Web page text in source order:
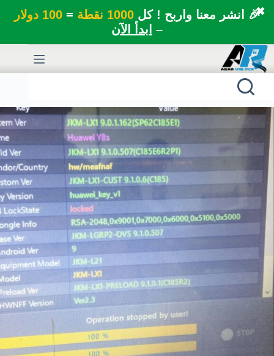
🎉 انشر معنا واربح ! كل1000 نقطة =100 دولار
– ابدأ الآن
✖
التجاوز
إلى
المحتوى